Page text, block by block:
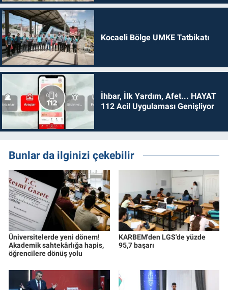
Kocaeli Bölge UMKE Tatbikatı
İhbar, İlk Yardım, Afet... HAYAT
112 Acil Uygulaması Genişliyor
Bunlar da ilginizi çekebilir
Üniversitelerde yeni dönem!
Akademik sahtekârlığa hapis,
öğrencilere dönüş yolu
KARBEM'den LGS'de yüzde
95,7 başarı